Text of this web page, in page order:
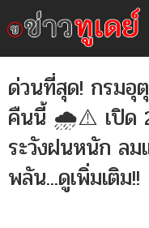
ด่วนที่สุด! กรมอุ
คืนนี้ 🌧️⚠️ เปิด
ระวังฝนหนัก ล
พลัน...ดูเพิ่มเติม!!